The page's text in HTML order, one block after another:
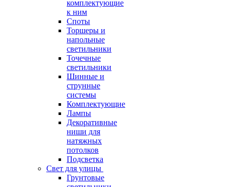
комплектующие
к ним
Споты
Торшеры и
напольные
светильники
Точечные
светильники
Шинные и
струнные
системы
Комплектующие
Лампы
Декоративные
ниши для
натяжных
потолков
Подсветка
Свет для улицы
Грунтовые